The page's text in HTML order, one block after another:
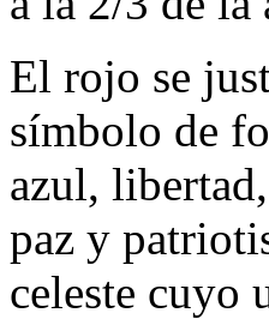
El rojo se
símbolo de
azul,
paz y
celeste cuyo